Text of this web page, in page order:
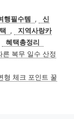
행필수템 ,
신
,
지역사랑카
혜택총정리
복무 일수 산정
형 체크 포인트 꿀